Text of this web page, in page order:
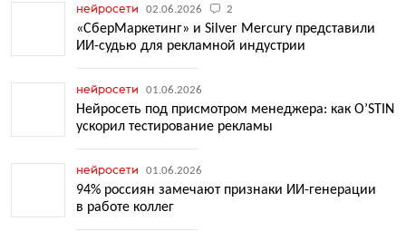
нейросети 02.06.2026 2
«СберМаркетинг» и Silver Mercury представили
ИИ-судью для рекламной индустрии
нейросети 01.06.2026
Нейросеть под присмотром менеджера: как O’STIN
ускорил тестирование рекламы
нейросети 01.06.2026
94% россиян замечают признаки ИИ-генерации
в работе коллег